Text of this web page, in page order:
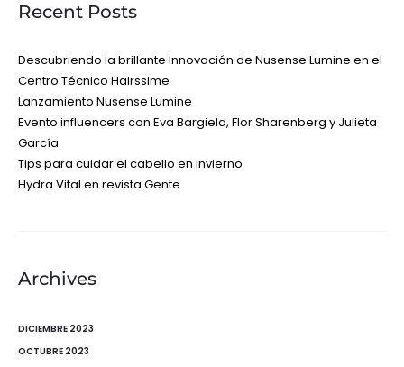
Recent Posts
Descubriendo la brillante Innovación de Nusense Lumine en el
Centro Técnico Hairssime
Lanzamiento Nusense Lumine
Evento influencers con Eva Bargiela, Flor Sharenberg y Julieta
García
Tips para cuidar el cabello en invierno
Hydra Vital en revista Gente
Archives
DICIEMBRE 2023
OCTUBRE 2023